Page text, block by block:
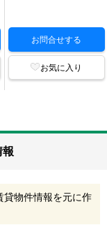
お問合せする
お気に入り
報
貸物件情報を元に作